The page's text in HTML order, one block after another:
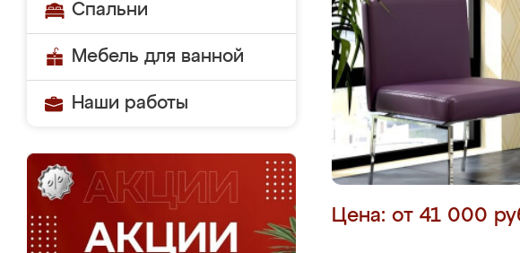
Спальни
Мебель для ванной
Наши работы
Цена: от 41 000